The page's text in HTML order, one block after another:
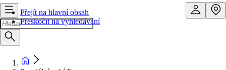
Přejít na hlavní obsah
Přeskočit na vyhledávání